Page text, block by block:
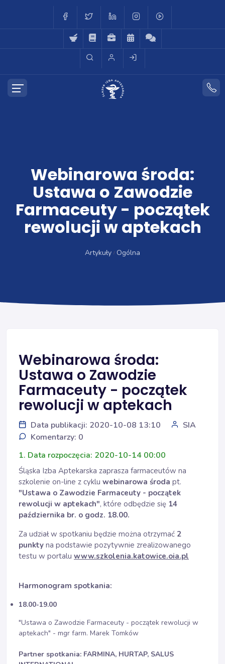
Webinarowa środa:
Ustawa o Zawodzie
Farmaceuty - początek
rewolucji w aptekach
Artykuły Ogólna
Webinarowa środa:
Ustawa o Zawodzie
Farmaceuty - początek
rewolucji w aptekach
Data publikacji: 2020-10-08 13:10
SIA
Komentarzy: 0
1. Data rozpoczęcia: 2020-10-14 00:00
Śląska Izba Aptekarska zaprasza farmaceutów na
szkolenie on-line z cyklu webinarowa środa pt.
"Ustawa o Zawodzie Farmaceuty - początek
rewolucji w aptekach", które odbędzie się 14
października br. o godz. 18.00.
Za udział w spotkaniu będzie można otrzymać 2
punkty na podstawie pozytywnie zrealizowanego
testu w portalu www.szkolenia.katowice.oia.pl
Harmonogram spotkania:
18.00-19.00
"Ustawa o Zawodzie Farmaceuty - początek rewolucji w
aptekach" - mgr farm. Marek Tomków
Partner spotkania: FARMINA, HURTAP, SALUS